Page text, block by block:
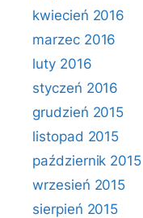
kwiecień 2016
marzec 2016
luty 2016
styczeń 2016
grudzień 2015
listopad 2015
październik 2015
wrzesień 2015
sierpień 2015